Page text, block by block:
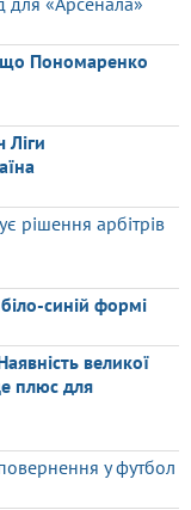
що Пономаренко
Ліги
рішення арбітрів
синій формі
великої
плюс для
у футбол